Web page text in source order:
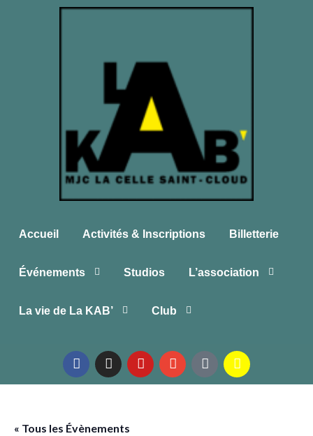
Accueil Activités & Inscriptions Billetterie
Événements Studios L’association
La vie de La KAB’ Club
« Tous les Évènements